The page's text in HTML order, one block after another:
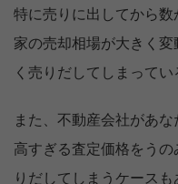
特に売りに出してから
家の売却相場が大きく
く売りだしてしまってい
また、不動産会社があ
高すぎる査定価格をう
りだしてしまうケースも